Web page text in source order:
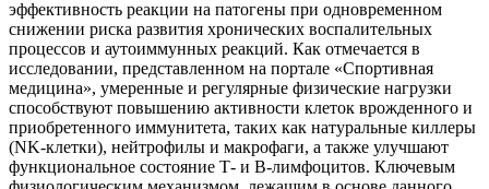
эффективность реакции на патогены при одновременном
снижении риска развития хронических воспалительных
процессов и аутоиммунных реакций. Как отмечается в
исследовании, представленном на портале «Спортивная
медицина», умеренные и регулярные физические нагрузки
способствуют повышению активности клеток врожденного и
приобретенного иммунитета, таких как натуральные киллеры
(NK-клетки), нейтрофилы и макрофаги, а также улучшают
функциональное состояние Т- и В-лимфоцитов. Ключевым